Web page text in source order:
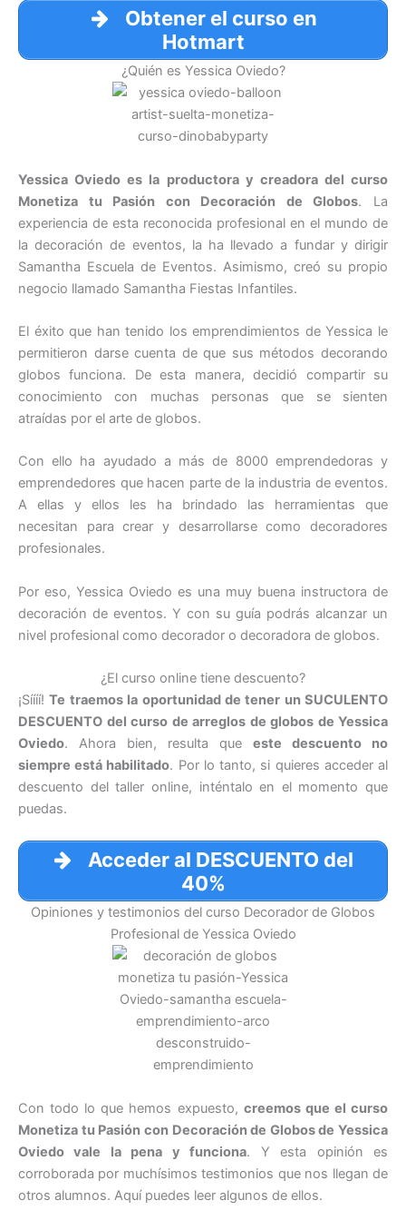
Obtener el curso en
Hotmart
¿Quién es Yessica Oviedo?
Yessica Oviedo es la productora y creadora del curso
Monetiza tu Pasión con Decoración de Globos. La
experiencia de esta reconocida profesional en el mundo de
la decoración de eventos, la ha llevado a fundar y dirigir
Samantha Escuela de Eventos. Asimismo, creó su propio
negocio llamado Samantha Fiestas Infantiles.
El éxito que han tenido los emprendimientos de Yessica le
permitieron darse cuenta de que sus métodos decorando
globos funciona. De esta manera, decidió compartir su
conocimiento con muchas personas que se sienten
atraídas por el arte de globos.
Con ello ha ayudado a más de 8000 emprendedoras y
emprendedores que hacen parte de la industria de eventos.
A ellas y ellos les ha brindado las herramientas que
necesitan para crear y desarrollarse como decoradores
profesionales.
Por eso, Yessica Oviedo es una muy buena instructora de
decoración de eventos. Y con su guía podrás alcanzar un
nivel profesional como decorador o decoradora de globos.
¿El curso online tiene descuento?
¡Síííí!Te traemos la oportunidad de tener un SUCULENTO
DESCUENTO del curso de arreglos de globos de Yessica
Oviedo. Ahora bien, resulta que este descuento no
siempre está habilitado. Por lo tanto, si quieres acceder al
descuento del taller online, inténtalo en el momento que
puedas.
Acceder al DESCUENTO del
40%
Opiniones y testimonios del curso Decorador de Globos
Profesional de Yessica Oviedo
Con todo lo que hemos expuesto, creemos que el curso
Monetiza tu Pasión con Decoración de Globos de Yessica
Oviedo vale la pena y funciona. Y esta opinión es
corroborada por muchísimos testimonios que nos llegan de
otros alumnos. Aquí puedes leer algunos de ellos.